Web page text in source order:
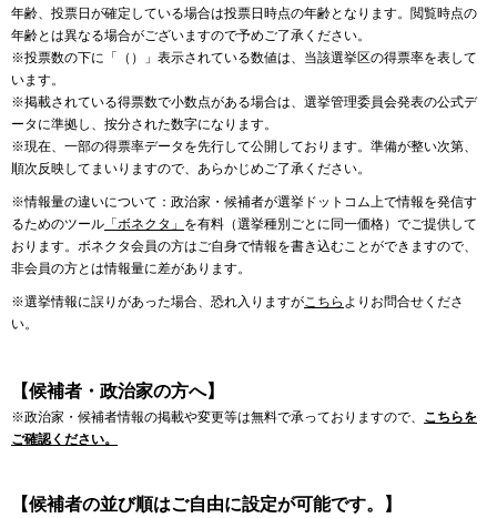
年齢、投票日が確定している場合は投票日時点の年齢となります。閲覧時点の
年齢とは異なる場合がございますので予めご了承ください。
※投票数の下に「（）」表示されている数値は、当該選挙区の得票率を表して
います。
※掲載されている得票数で小数点がある場合は、選挙管理委員会発表の公式デ
ータに準拠し、按分された数字になります。
※現在、一部の得票率データを先行して公開しております。準備が整い次第、
順次反映してまいりますので、あらかじめご了承ください。
※情報量の違いについて：政治家・候補者が選挙ドットコム上で情報を発信す
るためのツール 「ボネクタ」 を有料（選挙種別ごとに同一価格）でご提供して
おります。ボネクタ会員の方はご自身で情報を書き込むことができますので、
非会員の方とは情報量に差があります。
※選挙情報に誤りがあった場合、恐れ入りますがこちら よりお問合せくださ
い。
【候補者・政治家の方へ】
※政治家・候補者情報の掲載や変更等は無料で承っておりますので、 こちらを
ご確認ください。
【候補者の並び順はご自由に設定が可能です。】